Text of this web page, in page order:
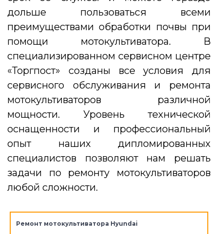
дольше пользоваться всеми
преимуществами обработки почвы при
помощи мотокультиватора. В
специализированном сервисном центре
«Торгпост» созданы все условия для
сервисного обслуживания и ремонта
мотокультиваторов различной
мощности. Уровень технической
оснащенности и профессиональный
опыт наших дипломированных
специалистов позволяют нам решать
задачи по ремонту мотокультиваторов
любой сложности.
Ремонт мотокультиватора Hyundai